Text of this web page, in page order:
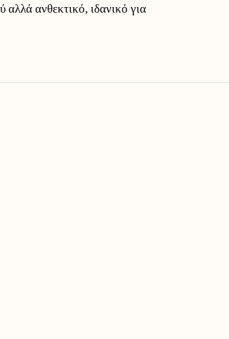
ανθεκτικό, ιδανικό για